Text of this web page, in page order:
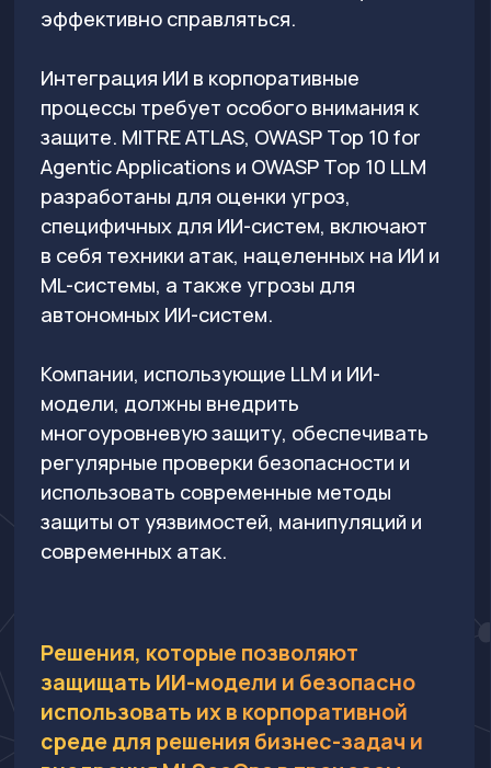
защищать ИИ-модели и безопасно
использовать их в корпоративной
среде для решения бизнес-задач и
внедрения MLSecOps в процессы
разработки ПО, обеспечивая
безопасность на всех этапах.
INFERA AI.Firewall –
решение для защиты и безопасного
использования LLM-моделей, включая
контроль доступа и защиту
конфиденциальных данных,
Преимущества и результат от
использования INFERA AI.Firewall
защита от атак на ИИ-модели
Аудит всех взаимодействий с ИИ, что
позволяет отслеживать, какие данные и
запросы обрабатываются, а также
потенциальные угрозы